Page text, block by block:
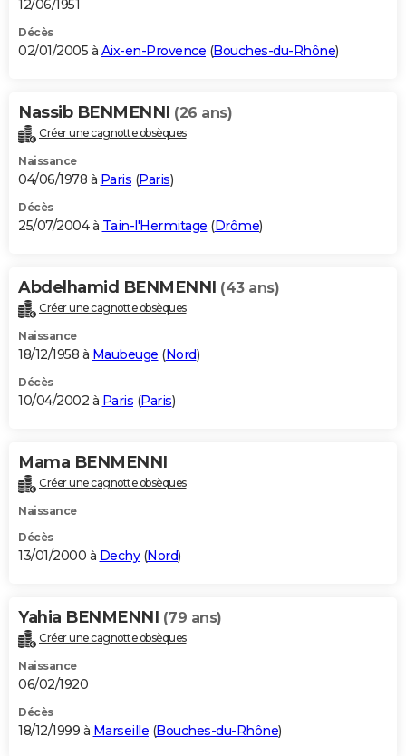
12/06/1951
Décès
02/01/2005 à Aix-en-Provence (Bouches-du-Rhône)
Nassib BENMENNI (26 ans)
Créer une cagnotte obsèques
Naissance
04/06/1978 à Paris (Paris)
Décès
25/07/2004 à Tain-l'Hermitage (Drôme)
Abdelhamid BENMENNI (43 ans)
Créer une cagnotte obsèques
Naissance
18/12/1958 à Maubeuge (Nord)
Décès
10/04/2002 à Paris (Paris)
Mama BENMENNI
Créer une cagnotte obsèques
Naissance
Décès
13/01/2000 à Dechy(Nord)
Yahia BENMENNI (79 ans)
Créer une cagnotte obsèques
Naissance
06/02/1920
Décès
18/12/1999 à Marseille (Bouches-du-Rhône)